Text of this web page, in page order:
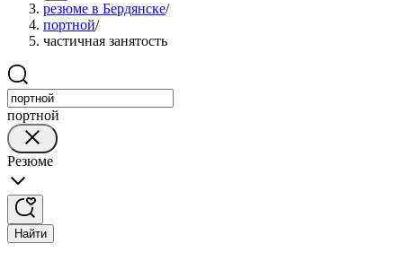
резюме в Бердянске/
портной/
частичная занятость
портной
Резюме
Найти